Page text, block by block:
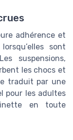
adhérence et
sont
suspensions,
les chocs et
traduit par une
pour les adultes
en toute